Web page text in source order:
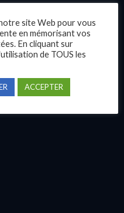
site Web pour vous
en mémorisant vos
En cliquant sur
de TOUS les
ACCEPTER